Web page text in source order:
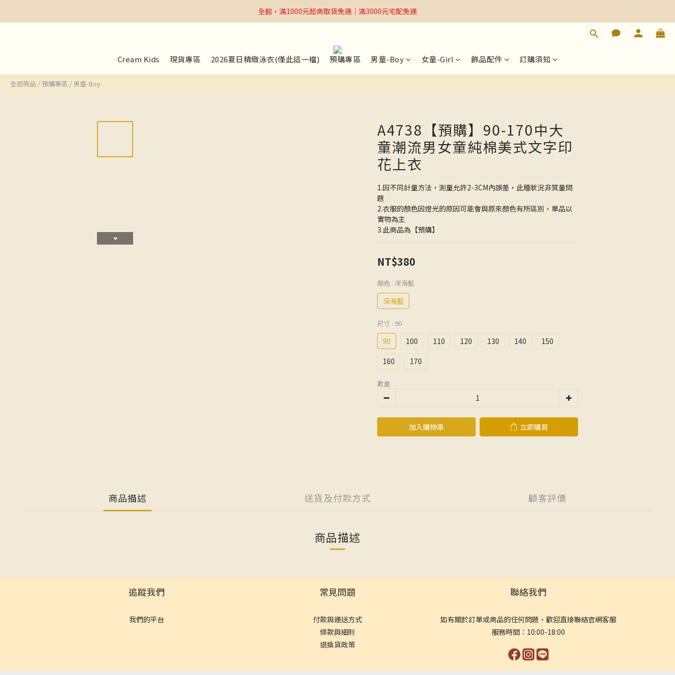
全館，滿1000元超商取貨免運｜滿3000元宅配免運
全館，滿1000元超商取貨免運｜滿3000元宅配免運
全館，滿1000元超商取貨免運｜滿3000元宅配免運
Cream Kids 現貨專區 2026夏日精緻泳衣(僅此這一檔) 預購專區 男童-Boy 女童-Girl 飾品配件 訂購須知
全部商品 / 預購專區 / 男童-Boy
A4738【預購】90-170中大
童潮流男女童純棉美式文字印
花上衣
1.因不同計量方法，測量允許2-3CM內誤差，此種狀況非質量問
題
2.衣服的顏色因燈光的原因可能會與原來顏色有所區別，單品以
實物為主
3.此商品為【預購】
NT$380
顏色 : 深海藍
深海藍
尺寸 : 90
90 100 110 120 130 140
150
160
170
數量
加入購物車 立即購買
商品描述 送貨及付款方式 顧客評價
商品描述
立即購買
追蹤我們
我們的平台
常見問題
付款與運送方式
條款與細則
退換貨政策
聯絡我們
如有關於訂單或商品的任何問題，歡迎直接聯絡官網客服
服務時間：10:00-18:00